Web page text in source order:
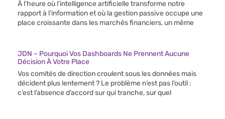
À l’heure où l’intelligence artificielle transforme notre
rapport à l’information et où la gestion passive occupe une
place croissante dans les marchés financiers, un même
JDN – Pourquoi Vos Dashboards Ne Prennent Aucune
Décision À Votre Place
Vos comités de direction croulent sous les données mais
décident plus lentement ? Le problème n’est pas l’outil :
c’est l’absence d’accord sur qui tranche, sur quel